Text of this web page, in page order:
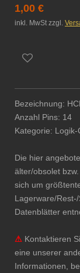
1,00 €
inkl. MwSt zzgl.
Bezeichnung:
Anzahl Pins: 14
Kategorie: Logik-
Die hier
älter/obsolet
sich um
Lagerware/
Datenblätter
⚠ Kontaktieren
eine unserer
Informationen,